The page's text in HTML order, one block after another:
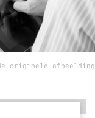
originele afbeelding